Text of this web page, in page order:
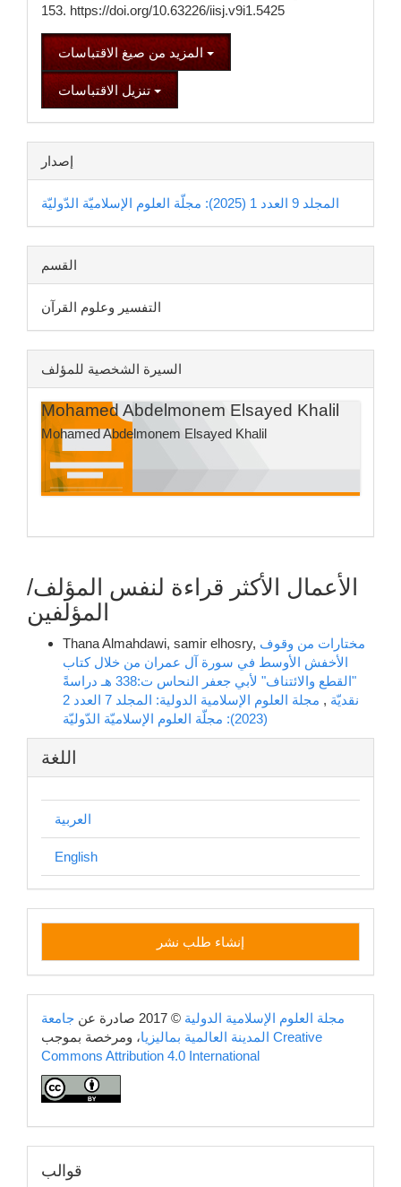
153. https://doi.org/10.63226/iisj.v9i1.5425
المزيد من صيغ الاقتباسات
تنزيل الاقتباسات
إصدار
المجلد 9 العدد 1 (2025): مجلّة العلوم الإسلاميّة الدّوليّة
القسم
التفسير وعلوم القرآن
السيرة الشخصية للمؤلف
Mohamed Abdelmonem Elsayed Khalil
Mohamed Abdelmonem Elsayed Khalil
الأعمال الأكثر قراءة لنفس المؤلف/
المؤلفين
Thana Almahdawi, samir elhosry, مختارات من وقوف
الأخفش الأوسط في سورة آل عمران من خلال كتاب
"القطع والائتناف" لأبي جعفر النحاس ت:338 هـ دراسةً
نقديّة ,
مجلة العلوم الإسلامية الدولية: المجلد 7 العدد 2
(2023): مجلّة العلوم الإسلاميّة الدّوليّة
اللغة
العربية
English
إنشاء
طلب
نشر
إنشاء طلب نشر
copyright مجلة العلوم الإسلامية الدولية © 2017 صادرة عن
جامعة
المدينة العالمية بماليزيا Creative
Commons Attribution 4.0 International
قوالب
قوالب